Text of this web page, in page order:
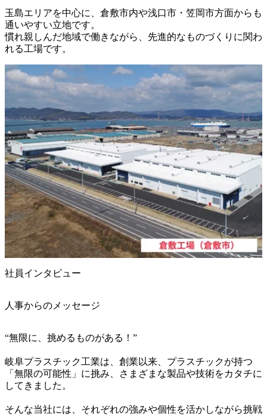
玉島エリアを中心に、倉敷市内や浅口市・笠岡市方面からも
通いやすい立地です。
慣れ親しんだ地域で働きながら、先進的なものづくりに関わ
れる工場です。
社員インタビュー
人事からのメッセージ
“無限に、挑めるものがある！”
岐阜プラスチック工業は、創業以来、プラスチックが持つ
「無限の可能性」に挑み、さまざまな製品や技術をカタチに
してきました。
そんな当社には、それぞれの強みや個性を活かしながら挑戦